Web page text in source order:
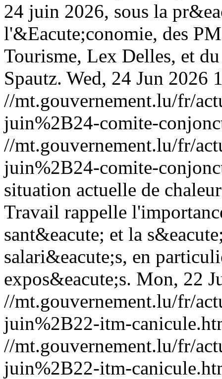
24 juin 2026, sous la
l'&Eacute;conomie, des
Tourisme, Lex Delles, et
Spautz. Wed, 24 Jun 2026
//mt.gouvernement.lu/fr/
juin%2B24-comite-
//mt.gouvernement.lu/fr/
juin%2B24-comite-
situation actuelle de
Travail rappelle
sant&eacute; et la
salari&eacute;s, en
expos&eacute;s. Mon, 22
//mt.gouvernement.lu/fr/
juin%2B22-itm-
//mt.gouvernement.lu/fr/
juin%2B22-itm-